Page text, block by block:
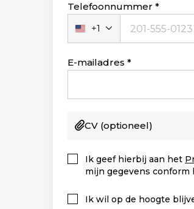
Telefoonnummer
Verenigde
Staten
+1
+1
E-mailadres
CV (optioneel)
Ik geef hierbij aan het
mijn gegevens conform
Ik wil op de hoogte